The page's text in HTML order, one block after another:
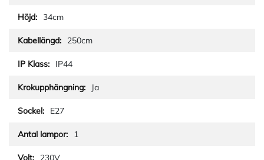
34cm
250cm
IP44
Ja
E27
1
230V